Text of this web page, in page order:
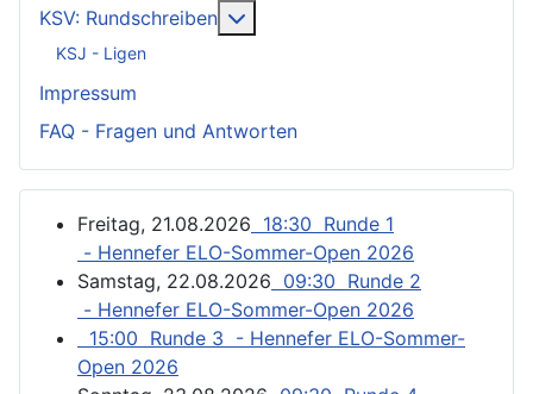
KSV: Rundschreiben
KSJ - Ligen
Impressum
FAQ - Fragen und Antworten
Freitag, 21.08.2026 18:30 Runde 1
- Hennefer ELO-Sommer-Open 2026
Samstag, 22.08.2026 09:30 Runde 2
- Hennefer ELO-Sommer-Open 2026
15:00 Runde 3 - Hennefer ELO-Sommer-
Open 2026